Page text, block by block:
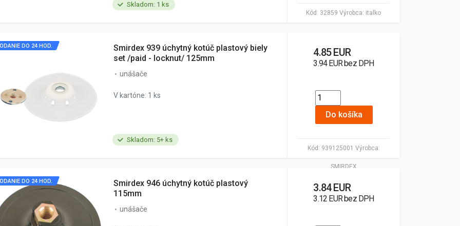
Skladom: 1 ks
Kód: 32859 Výrobca: italko
Skladom: 5+ ks
Kód: 939125001 Výrobca:
SMIRDEX
DO 24 HOD.
Smirdex 939 úchytný kotúč plastový biely
set /paid - locknut/ 125mm
unášače
V kartóne: 1 ks
4.85 EUR
3.94 EUR bez DPH
Do košíka
DO 24 HOD.
Smirdex 946 úchytný kotúč plastový
115mm
unášače
3.84 EUR
3.12 EUR bez DPH